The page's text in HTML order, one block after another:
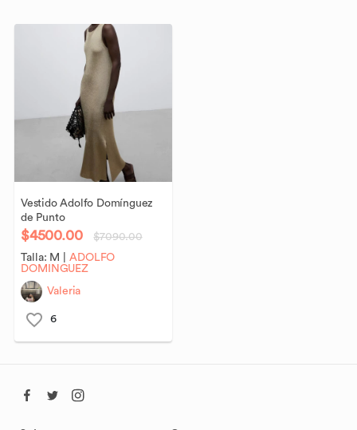
Vestido Adolfo Domínguez
de Punto
$4500.00
$7090.00
Talla: M
ADOLFO
DOMINGUEZ
Valeria
6